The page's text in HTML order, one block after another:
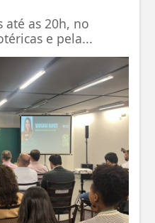
até as 20h, no
e pela...